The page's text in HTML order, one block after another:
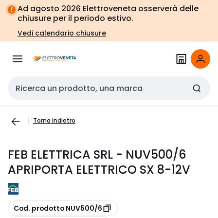
Vai alla
navigazione
Vai
alla
pagina
Ad agosto 2026 Elettroveneta osserverà delle
chiusure per il periodo estivo.
Vedi calendario chiusure
Cerca input
Torna indietro
FEB ELETTRICA SRL - NUV500/6
APRIPORTA ELETTRICO SX 8-12V
copia
Cod. prodotto NUV500/6